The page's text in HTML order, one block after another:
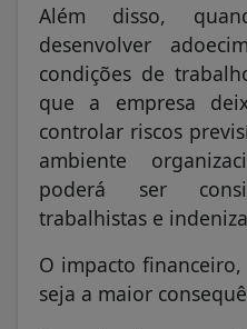
Além disso,
desenvolver
condições de
que a empresa
controlar riscos
ambiente
poderá ser
trabalhistas e
O impacto
seja a maior